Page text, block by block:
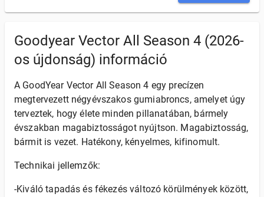
Goodyear Vector All Season 4 (2026-
os újdonság) információ
A GoodYear Vector All Season 4 egy precízen
megtervezett négyévszakos gumiabroncs, amelyet úgy
terveztek, hogy élete minden pillanatában, bármely
évszakban magabiztosságot nyújtson. Magabiztosság,
bármit is vezet. Hatékony, kényelmes, kifinomult.
Technikai jellemzők:
-Kiváló tapadás és fékezés változó körülmények között,